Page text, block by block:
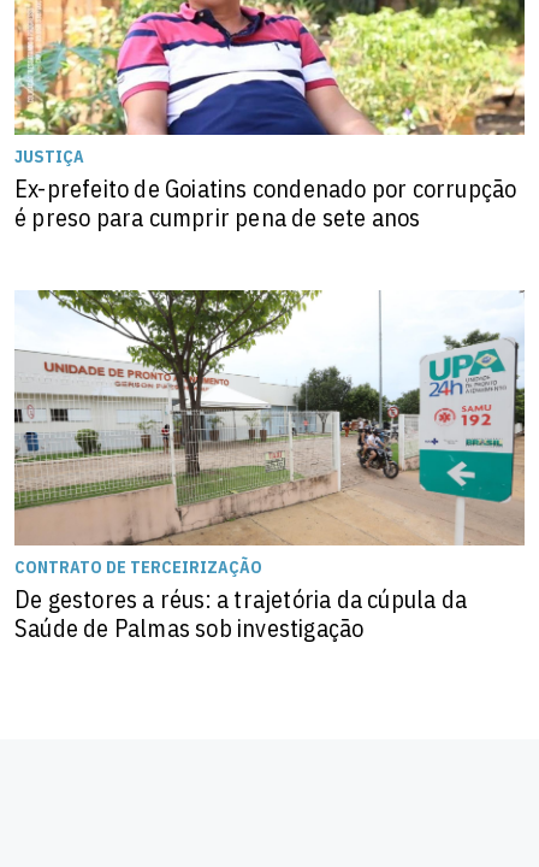
JUSTIÇA
Ex-prefeito de Goiatins condenado por corrupção
é preso para cumprir pena de sete anos
CONTRATO DE TERCEIRIZAÇÃO
De gestores a réus: a trajetória da cúpula da
Saúde de Palmas sob investigação